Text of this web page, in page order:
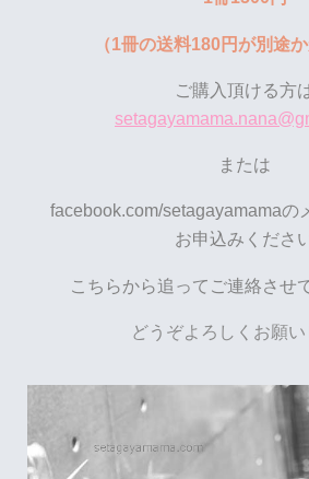
（1冊の送料180円が別途か
ご購入頂ける方
または
facebook.com/setagayamamaの
お申込みくださ
こちらから追ってご連絡させ
どうぞよろしくお願